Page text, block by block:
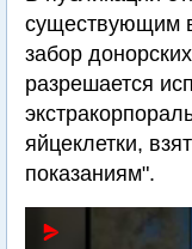
существующим
забор
разрешается
яйцеклетки,
показаниям".